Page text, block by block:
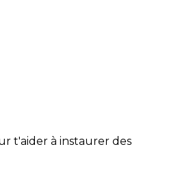
t'aider à instaurer des